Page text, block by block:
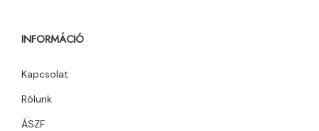
INFORMÁCIÓ
Kapcsolat
Rólunk
ÁSZF